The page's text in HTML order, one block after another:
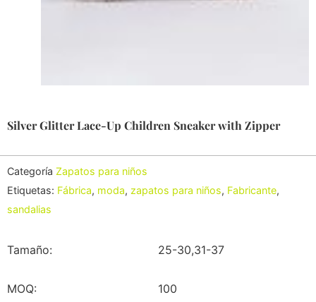
Silver Glitter Lace-Up Children Sneaker with Zipper
Categoría Zapatos para niños
Etiquetas: Fábrica, moda, zapatos para niños, Fabricante,
sandalias
Tamaño: 25-30,31-37
MOQ: 100